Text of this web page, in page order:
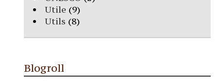
Utile (9)
Utils (8)
Blogroll